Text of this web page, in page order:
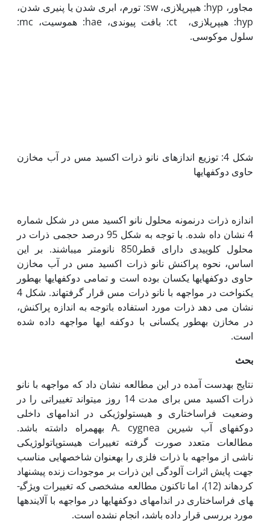
مجاور، hyp: هیپرپلازی، sw: تورم، ابری شدن یا پنیری شدن،
hyp: هیپرپلازی، ct: بافت پیوندی، hae: هموسیت، mc:
سلول موکوسی.
شکل 4: توزیع اندازه­ای نانو ذرات اکسید مس در آب مخازن
حاوی دوکفه­ای­ها
اندازه ذرات درنمونه محلول نانو اکسید مس در شکل شماره
4 نشان داه شده. با توجه به شکل 95 درصد حجمی ذرات در
محلول کلوییدی دارای قطر850 نانومتر می­باشند. بر این
اساس، نحوه پراکنش نانو ذرات اکسید مس در آب مخازن
حاوی دو­کفه­ای‏ها یکسان بوده است و تمامی دو­کفه­ای‏ها به‏طور
یکنواخت در مواجهه با نانو ذرات مس قرار گرفته­اند. شکل 4
نشان می دهد ذرات مورد استفاده باتوجه به اندازه پراکنش،
در مخازن به‏طور یکسانی با دوکفه ای‏ها مواجهه داده شده
است.
بحث
نتایج به‏دست آمده در این مطالعه نشان داد که مواجهه با نانو
ذرات اکسید مس برای مدت 14 روز می­تواند تغییراتی را در
وضعیت فراساختاری و هیستولوژیکی در اندام­های داخلی
دوکفه­ای آب شیرین A. cygnea به‏همراه داشته باشد.
مطالعات متعدد صورت گرفته تغییرات هیستوپاتولوژیکی
ناشی از مواجهه با ذرات فلزی را به‏عنوان شاخص­هایی مناسب
جهت پایش اثرات آلودگی این ذرات بر موجودات زنده پیشنهاد
کرده­اند (12)، اما تاکنون مطالعه مشخصی که تغییرات ویژگی­
های فراساختاری در اندام­های دوکفه­ای­ها در مواجهه با آلاینده­ها
مورد بررسی قرار داده باشد، انجام نشده است.